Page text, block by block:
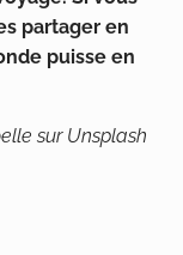
partager en
puisse en
sur Unsplash